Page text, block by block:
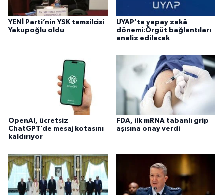
YENİ Parti’nin YSK temsilcisi
Yakupoğlu oldu
UYAP’ta yapay zekâ
dönemi:Örgüt bağlantıları
analiz edilecek
OpenAI, ücretsiz
ChatGPT’de mesaj kotasını
kaldırıyor
FDA, ilk mRNA tabanlı grip
aşısına onay verdi